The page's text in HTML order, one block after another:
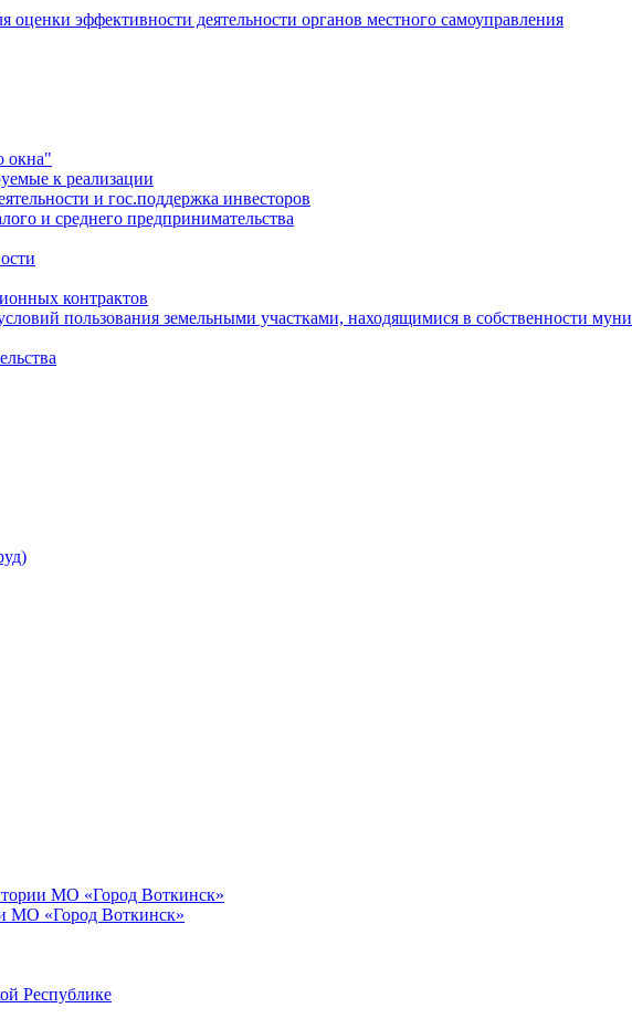
оценки эффективности деятельности органов местного самоуправления
окна"
к реализации
и гос.поддержка инвесторов
и среднего предпринимательства
контрактов
пользования земельными участками, находящимися в собственности
МО «Город Воткинск»
МО «Город Воткинск»
Республике